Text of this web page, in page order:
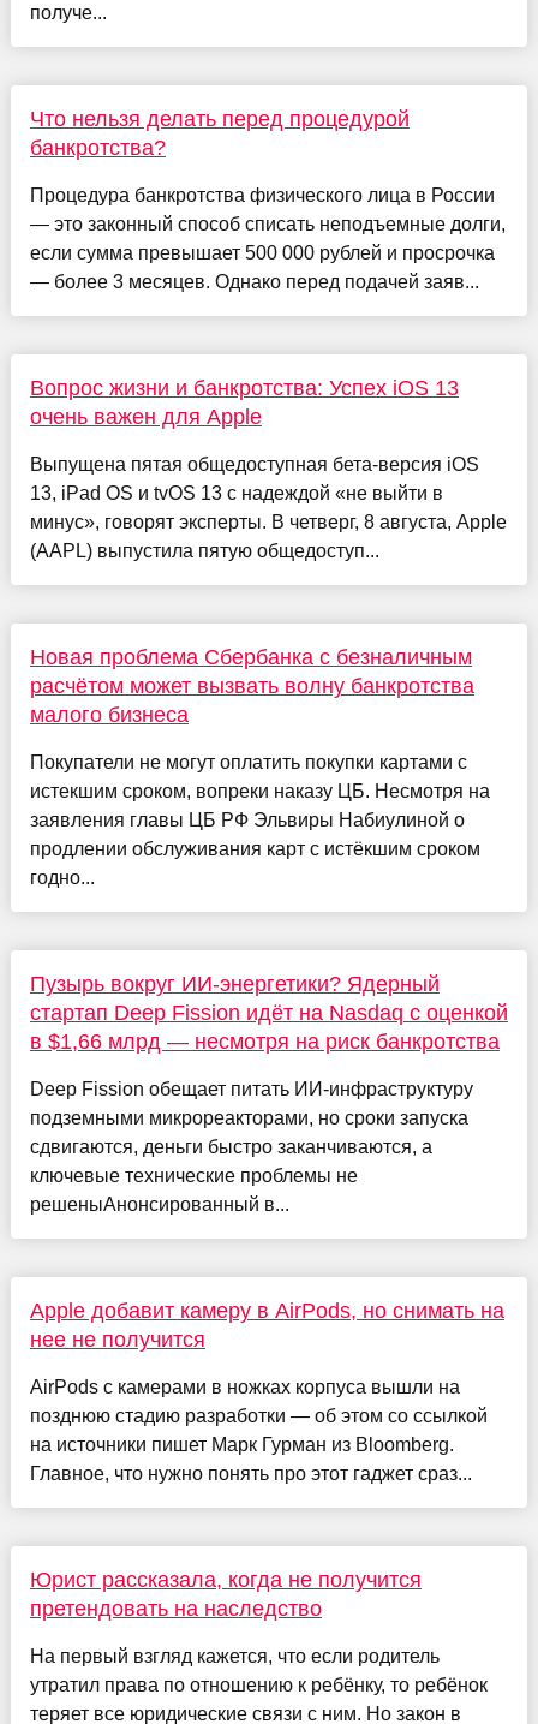
получе...
Что нельзя делать перед процедурой
банкротства?
Процедура банкротства физического лица в России
— это законный способ списать неподъемные долги,
если сумма превышает 500 000 рублей и просрочка
— более 3 месяцев. Однако перед подачей заяв...
Вопрос жизни и банкротства: Успех iOS 13
очень важен для Apple
Выпущена пятая общедоступная бета-версия iOS
13, iPad OS и tvOS 13 с надеждой «не выйти в
минус», говорят эксперты. В четверг, 8 августа, Apple
(AAPL) выпустила пятую общедоступ...
Новая проблема Сбербанка с безналичным
расчётом может вызвать волну банкротства
малого бизнеса
Покупатели не могут оплатить покупки картами с
истекшим сроком, вопреки наказу ЦБ. Несмотря на
заявления главы ЦБ РФ Эльвиры Набиулиной о
продлении обслуживания карт с истёкшим сроком
годно...
Пузырь вокруг ИИ-энергетики? Ядерный
стартап Deep Fission идёт на Nasdaq с оценкой
в $1,66 млрд — несмотря на риск банкротства
Deep Fission обещает питать ИИ-инфраструктуру
подземными микрореакторами, но сроки запуска
сдвигаются, деньги быстро заканчиваются, а
ключевые технические проблемы не
решеныАнонсированный в...
Apple добавит камеру в AirPods, но снимать на
нее не получится
AirPods с камерами в ножках корпуса вышли на
позднюю стадию разработки — об этом со ссылкой
на источники пишет Марк Гурман из Bloomberg.
Главное, что нужно понять про этот гаджет сраз...
Юрист рассказала, когда не получится
претендовать на наследство
На первый взгляд кажется, что если родитель
утратил права по отношению к ребёнку, то ребёнок
теряет все юридические связи с ним. Но закон в